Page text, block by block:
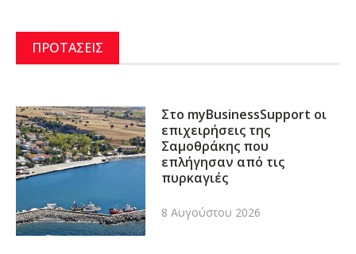
ΠΡΟΤΑΣΕΙΣ
Στο myBusinessSupport οι
επιχειρήσεις της
Σαμοθράκης που
επλήγησαν από τις
πυρκαγιές
8 Αυγούστου 2026